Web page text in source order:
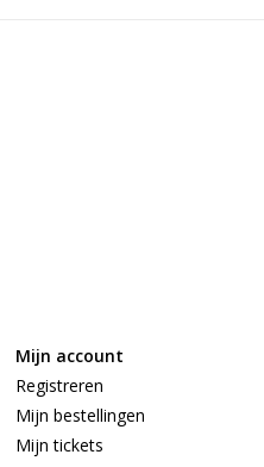
Mijn account
Registreren
Mijn bestellingen
Mijn tickets